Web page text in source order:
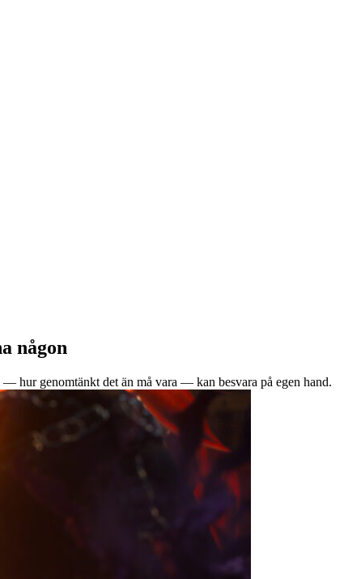
någon
hur genomtänkt det än må vara — kan besvara på egen hand.